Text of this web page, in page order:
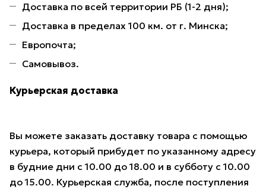
Доставка по всей территории РБ (1-2 дня);
Доставка в пределах 100 км. от г. Минска;
Европочта;
Самовывоз.
Курьерская доставка
Вы можете заказать доставку товара с помощью
курьера, который прибудет по указанному адресу
в будние дни с 10.00 до 18.00 и в субботу с 10.00
до 15.00. Курьерская служба, после поступления